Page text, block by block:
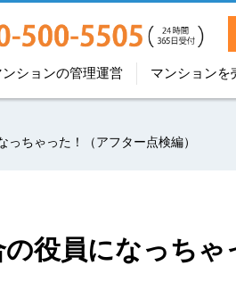
ションの管理運営 マンションを
ちゃった！（アフター点検編）
役員になっちゃ